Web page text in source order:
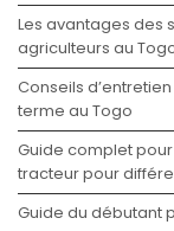
Les avantages des
agriculteurs au
Conseils
terme au Togo
Guide complet
tracteur pour
Guide du débutant